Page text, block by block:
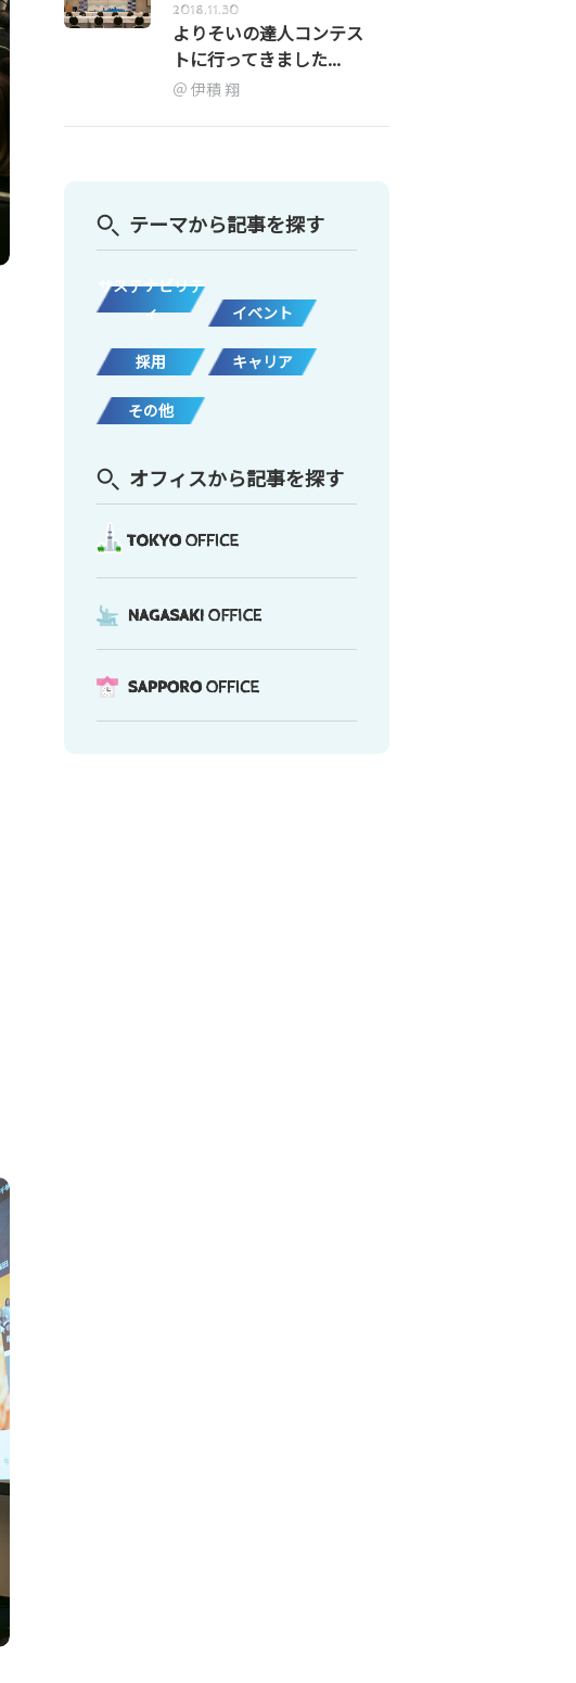
2018.11.30
よりそいの達人コンテス
トに行ってきました...
伊積 翔
テーマから記事を探す
サステナビリテ
ィ
イベント
採用 キャリア
その他
オフィスから記事を探す